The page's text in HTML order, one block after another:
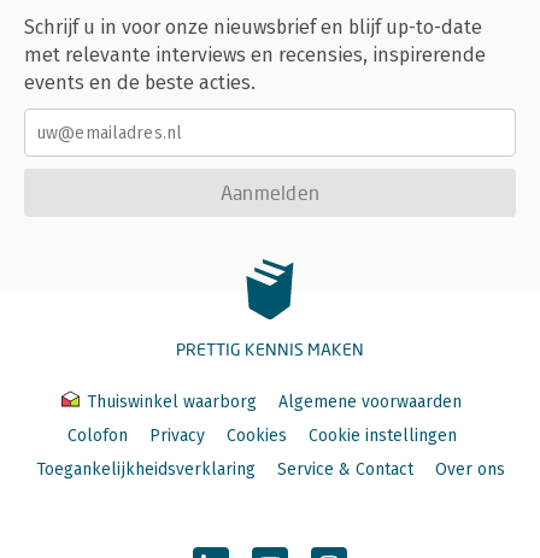
Schrijf u in voor onze nieuwsbrief en blijf up-to-date
met relevante interviews en recensies, inspirerende
events en de beste acties.
Aanmelden
PRETTIG KENNIS MAKEN
Thuiswinkel waarborg
Algemene voorwaarden
Colofon
Privacy Cookies
Cookie instellingen
Toegankelijkheidsverklaring
Service & Contact Over ons